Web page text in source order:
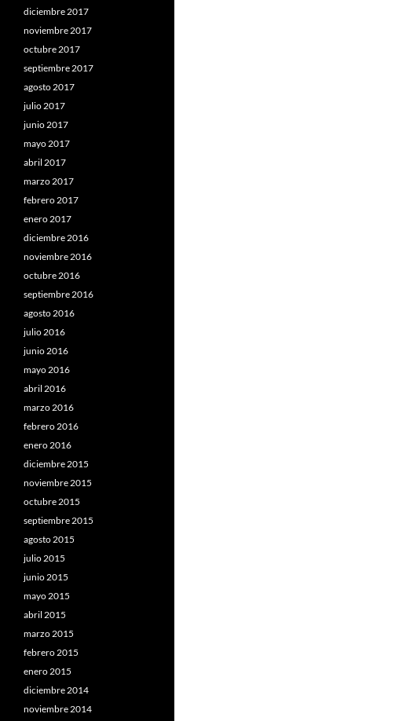
diciembre 2017
noviembre 2017
octubre 2017
septiembre 2017
agosto 2017
julio 2017
junio 2017
mayo 2017
abril 2017
marzo 2017
febrero 2017
enero 2017
diciembre 2016
noviembre 2016
octubre 2016
septiembre 2016
agosto 2016
julio 2016
junio 2016
mayo 2016
abril 2016
marzo 2016
febrero 2016
enero 2016
diciembre 2015
noviembre 2015
octubre 2015
septiembre 2015
agosto 2015
julio 2015
junio 2015
mayo 2015
abril 2015
marzo 2015
febrero 2015
enero 2015
diciembre 2014
noviembre 2014